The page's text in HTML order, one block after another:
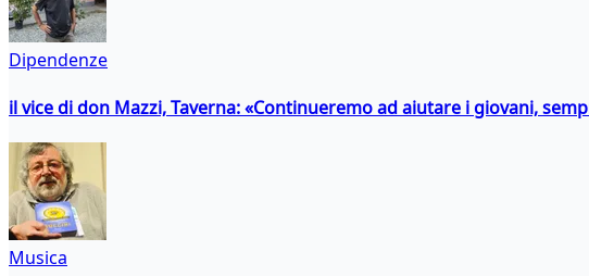
Dipendenze
il vice di don Mazzi, Taverna: «Continueremo ad aiutare i giovani,
Musica